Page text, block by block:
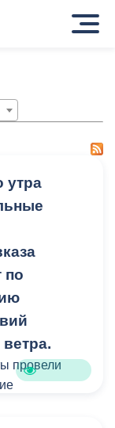
утра
по
провели